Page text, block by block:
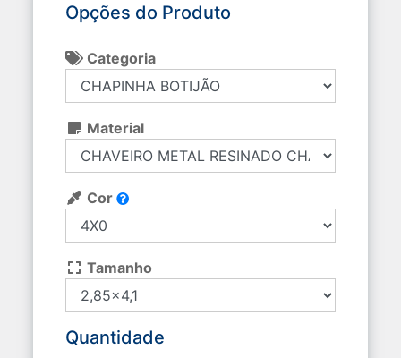
Opções do Produto
Categoria
Material
Cor
Tamanho
Quantidade